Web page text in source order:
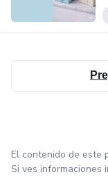
El contenido de este
Si ves informaciones